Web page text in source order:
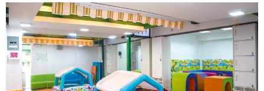
COLINEAL – Especial Interiorismo & Decoración 2026
ADRIANA HOYOS DESIGN STUDIO – Especial Interiorismo & Decoración 2026